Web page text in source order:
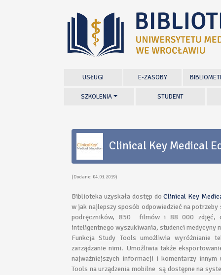
USŁUGI E-ZASOBY
SZKOLENIA STUDENT
Clinical Key Medical
(Dodano: 04.01.2019)
Biblioteka uzyskała dostęp doClinical Key
w jak najlepszy sposób odpowiedzieć na
podręczników, 850 filmów i 88 000 zdjęć,
inteligentnego wyszukiwania, studenci medycyny
Funkcja Study Tools umożliwia wyróżnianie
zarządzanie nimi. Umożliwia także
najważniejszych informacji i komentarzy
Tools na urządzenia mobilne są dostępne na